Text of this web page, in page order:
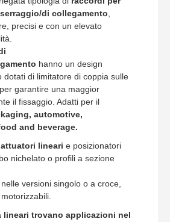
di collegamento
precisi e con un elevato
hanno un design
dotati di limitatore di coppia sulle
garantire una maggior
il fissaggio. Adatti per il
automotive,
and beverage.
lineari e posizionatori
nichelato o profili a sezione
versioni singolo o a croce,
lineari trovano applicazioni nel